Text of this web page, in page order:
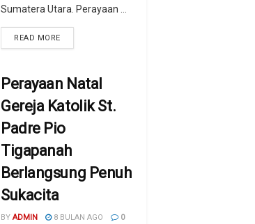
Sumatera Utara. Perayaan ...
READ MORE
Perayaan Natal
Gereja Katolik St.
Padre Pio
Tigapanah
Berlangsung Penuh
Sukacita
BY ADMIN 8 BULAN AGO 0